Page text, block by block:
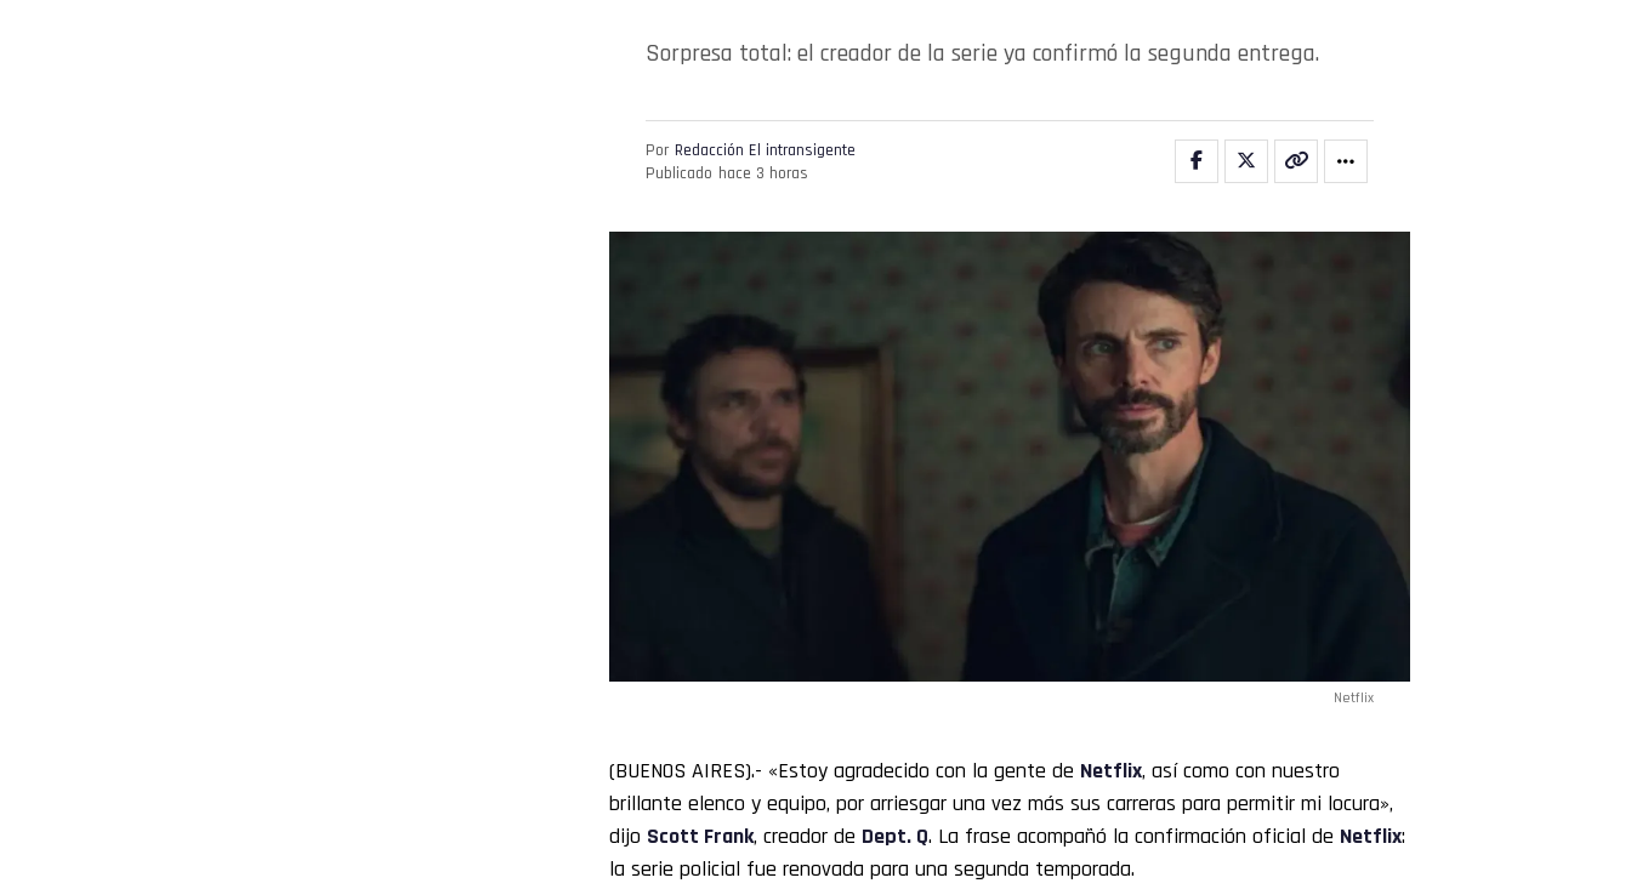
Sorpresa total: el creador de la serie ya confirmó la segunda entrega.
Por Redacción El intransigente
Publicado hace 3 horas
Netflix
(BUENOS AIRES).- «Estoy agradecido con la gente de Netflix, así como con nuestro
brillante elenco y equipo, por arriesgar una vez más sus carreras para permitir mi locura»,
dijo Scott Frank, creador de Dept. Q. La frase acompañó la confirmación oficial de Netflix:
la serie policial fue renovada para una segunda temporada.